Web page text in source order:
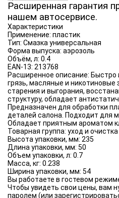
Расширенная гарантия
нашем автосервисе.
Характеристики
Применение: пластик
Тип: Смазка универсальная
Форма выпуска: аэрозоль
Объём, л: 0.4
EAN-13: 213768
Расширенное описание: Быстро
грязь, масляные и
старения и выгорания,
структуру, обладает
Предназначен для обработки
деталей салона. Подходит для
Обладает приятным ароматом
Товарная группа: уход и очистка
Высота упаковки, мм: 235
Длина упаковки, мм: 50
Объем упаковки, л: 0.7
Масса, кг: 0.238
Ширина упаковки, мм: 54
Вы работаете в гостевом
Чтобы увидеть свои цены, вам
паролем (или